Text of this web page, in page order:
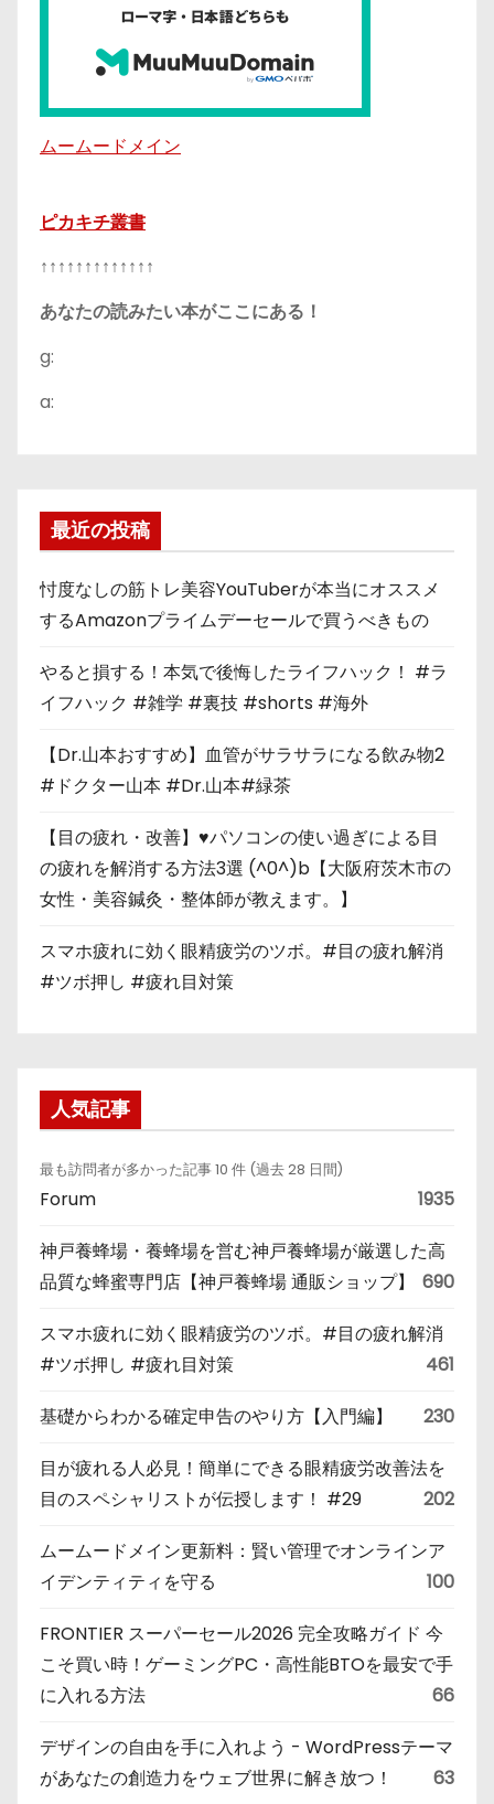
ムームードメイン
ピカキチ叢書
↑↑↑↑↑↑↑↑↑↑↑↑↑
あなたの読みたい本がここにある！
g:
a:
最近の投稿
忖度なしの筋トレ美容YouTuberが本当にオススメ
するAmazonプライムデーセールで買うべきもの
やると損する！本気で後悔したライフハック！ #ラ
イフハック #雑学 #裏技 #shorts #海外
【Dr.山本おすすめ】血管がサラサラになる飲み物2
#ドクター山本 #Dr.山本#緑茶
【目の疲れ・改善】♥パソコンの使い過ぎによる目
の疲れを解消する方法3選 (^0^)b【大阪府茨木市の
女性・美容鍼灸・整体師が教えます。】
スマホ疲れに効く眼精疲労のツボ。#目の疲れ解消
#ツボ押し #疲れ目対策
人気記事
最も訪問者が多かった記事 10 件 (過去 28 日間)
Forum 1935
神戸養蜂場・養蜂場を営む神戸養蜂場が厳選した高
品質な蜂蜜専門店【神戸養蜂場 通販ショップ】
690
スマホ疲れに効く眼精疲労のツボ。#目の疲れ解消
#ツボ押し #疲れ目対策
461
基礎からわかる確定申告のやり方【入門編】 230
目が疲れる人必見！簡単にできる眼精疲労改善法を
目のスペシャリストが伝授します！ #29
202
ムームードメイン更新料：賢い管理でオンラインア
イデンティティを守る
100
FRONTIER スーパーセール2026 完全攻略ガイド 今
こそ買い時！ゲーミングPC・高性能BTOを最安で手
に入れる方法
66
デザインの自由を手に入れよう - WordPressテーマ
があなたの創造力をウェブ世界に解き放つ！
63